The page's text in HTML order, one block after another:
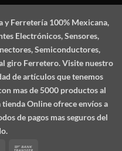
y Ferretería 100% Mexicana,
Electrónicos, Sensores,
Semiconductores,
giro Ferretero. Visite nuestro
de artículos que tenemos
mas de 5000 productos al
Online ofrece envíos a
de pagos mas seguros del
MasterCard